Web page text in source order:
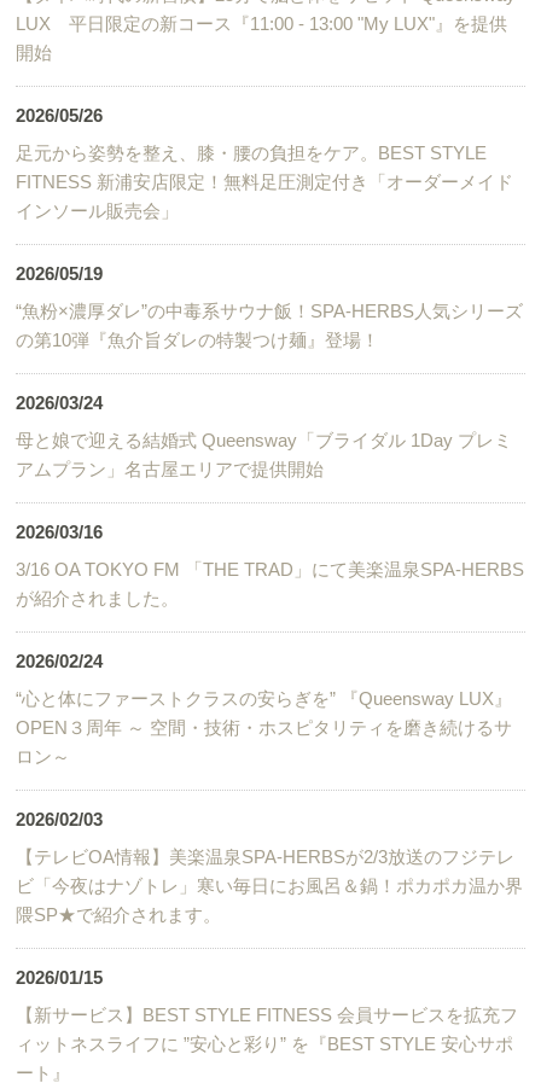
LUX 平日限定の新コース『11:00 - 13:00 "My LUX"』を提供
開始
2026/05/26
足元から姿勢を整え、膝・腰の負担をケア。BEST STYLE
FITNESS 新浦安店限定！無料足圧測定付き「オーダーメイド
インソール販売会」
2026/05/19
“魚粉×濃厚ダレ”の中毒系サウナ飯！SPA-HERBS人気シリーズ
の第10弾『魚介旨ダレの特製つけ麺』登場！
2026/03/24
母と娘で迎える結婚式 Queensway「ブライダル 1Day プレミ
アムプラン」名古屋エリアで提供開始
2026/03/16
3/16 OA TOKYO FM 「THE TRAD」にて美楽温泉SPA-HERBS
が紹介されました。
2026/02/24
“心と体にファーストクラスの安らぎを” 『Queensway LUX』
OPEN３周年 ～ 空間・技術・ホスピタリティを磨き続けるサ
ロン～
2026/02/03
【テレビOA情報】美楽温泉SPA-HERBSが2/3放送のフジテレ
ビ「今夜はナゾトレ」寒い毎日にお風呂＆鍋！ポカポカ温か界
隈SP★で紹介されます。
2026/01/15
【新サービス】BEST STYLE FITNESS 会員サービスを拡充フ
ィットネスライフに ”安心と彩り” を『BEST STYLE 安心サポ
ート』